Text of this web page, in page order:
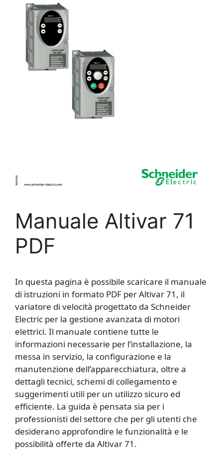
Manuale Altivar 71
PDF
In questa pagina è possibile scaricare il manuale
di istruzioni in formato PDF per Altivar 71, il
variatore di velocità progettato da Schneider
Electric per la gestione avanzata di motori
elettrici. Il manuale contiene tutte le
informazioni necessarie per l’installazione, la
messa in servizio, la configurazione e la
manutenzione dell’apparecchiatura, oltre a
dettagli tecnici, schemi di collegamento e
suggerimenti utili per un utilizzo sicuro ed
efficiente. La guida è pensata sia per i
professionisti del settore che per gli utenti che
desiderano approfondire le funzionalità e le
possibilità offerte da Altivar 71.